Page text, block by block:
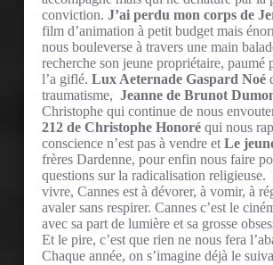
conviction. J’ai perdu mon corps de
film d’animation à petit budget mais
nous bouleverse à travers une main
recherche son jeune propriétaire, paumé
l’a giflé. Lux Aeternade Gaspard Noé
traumatisme, Jeanne de Brunot
Christophe qui continue de nous
212 de Christophe Honoré qui nous
conscience n’est pas à vendre et Le
frères Dardenne, pour enfin nous faire
questions sur la radicalisation religieuse.
vivre, Cannes est à dévorer, à vomir, à
avaler sans respirer. Cannes c’est le
avec sa part de lumière et sa grosse
Et le pire, c’est que rien ne nous fera
Chaque année, on s’imagine déjà le